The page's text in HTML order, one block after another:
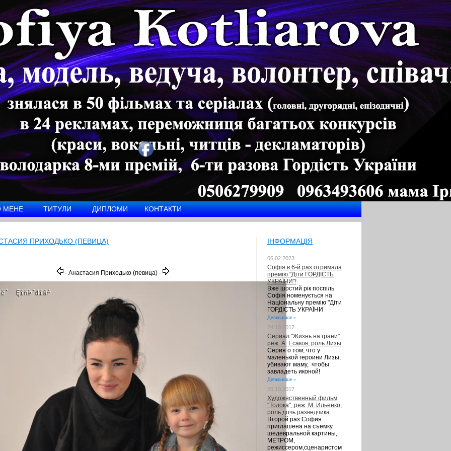
МЕНЕ ТИТУЛИ ДИПЛОМИ КОНТАКТИ
ПРИХОДЬКО (ПЕВИЦА)
- Анастасия Приходько (певица) -
ІНФОРМАЦІЯ
06.02.2023
Софія в 6-й раз отримала
премію "Діти ГОРДІСТЬ
УКРАЇНИ"!
Вже шостий рік поспіль
Софія номенується на
Національну премію "Діти
ГОРДІСТЬ УКРАЇНИ
Детальніше »
24.10.2017
Сериал "Жизнь на грани"
реж. А. Есаков, роль Лизы
Серия о том, что у
маленькой героини Лизы,
убивают маму, чтобы
завладеть иконой!
Детальніше »
20.10.2017
Художественный фильм
"Толока", реж. М. Ильенко,
роль дочь разведчика
Второй раз София
приглашена на съемку
шедевральной картины,
МЕТРОМ,
режиссером,сценаристом